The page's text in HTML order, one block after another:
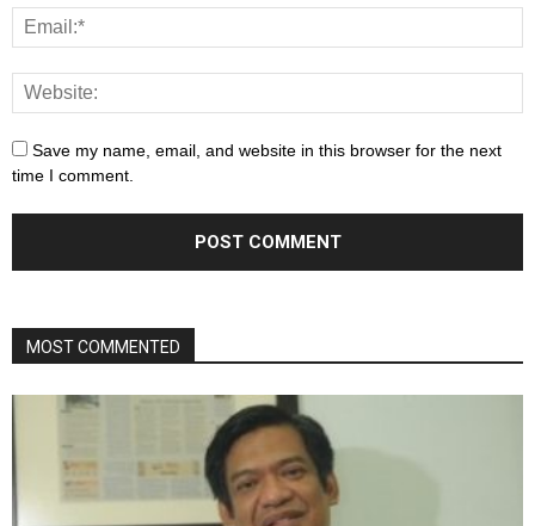
Save my name, email, and website in this browser for the next
time I comment.
MOST COMMENTED